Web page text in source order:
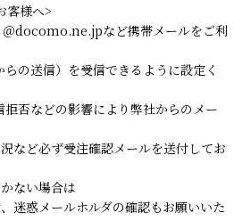
客様へ>
docomo.ne.jpなど携帯メールをご利
の送信）を受信できるように設定く
否などの影響により弊社からのメー
など必ず受注確認メールを送付してお
ない場合は
迷惑メールホルダの確認もお願いいた